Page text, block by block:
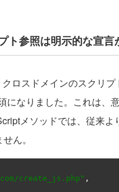
ト参照は明示的な宣言
ロスドメインのスクリ
になりました。これは、
メソッドでは、従来
ん。
create_js.php" ,